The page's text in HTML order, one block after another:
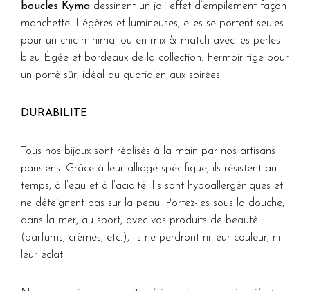
boucles Kyma dessinent un joli effet d’empilement façon
manchette. Légères et lumineuses, elles se portent seules
pour un chic minimal ou en mix & match avec les perles
bleu Égée et bordeaux de la collection. Fermoir tige pour
un porté sûr, idéal du quotidien aux soirées.
DURABILITE
Tous nos bijoux sont réalisés à la main par nos artisans
parisiens. Grâce à leur alliage spécifique, ils résistent au
temps, à l’eau et à l’acidité. Ils sont hypoallergéniques et
ne déteignent pas sur la peau. Portez-les sous la douche,
dans la mer, au sport, avec vos produits de beauté
(parfums, crèmes, etc.), ils ne perdront ni leur couleur, ni
leur éclat.